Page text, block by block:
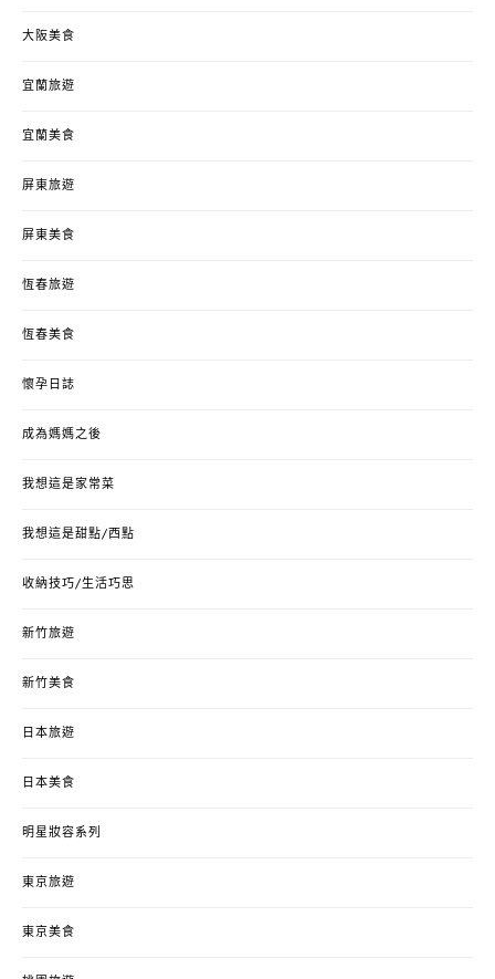
大阪美食
宜蘭旅遊
宜蘭美食
屏東旅遊
屏東美食
恆春旅遊
恆春美食
懷孕日誌
成為媽媽之後
我想這是家常菜
我想這是甜點/西點
收納技巧/生活巧思
新竹旅遊
新竹美食
日本旅遊
日本美食
明星妝容系列
東京旅遊
東京美食